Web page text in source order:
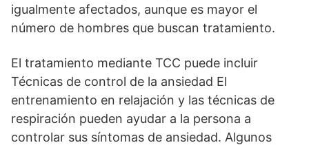
igualmente afectados, aunque es mayor el
número de hombres que buscan tratamiento.
El tratamiento mediante TCC puede incluir
Técnicas de control de la ansiedad El
entrenamiento en relajación y las técnicas de
respiración pueden ayudar a la persona a
controlar sus síntomas de ansiedad. Algunos